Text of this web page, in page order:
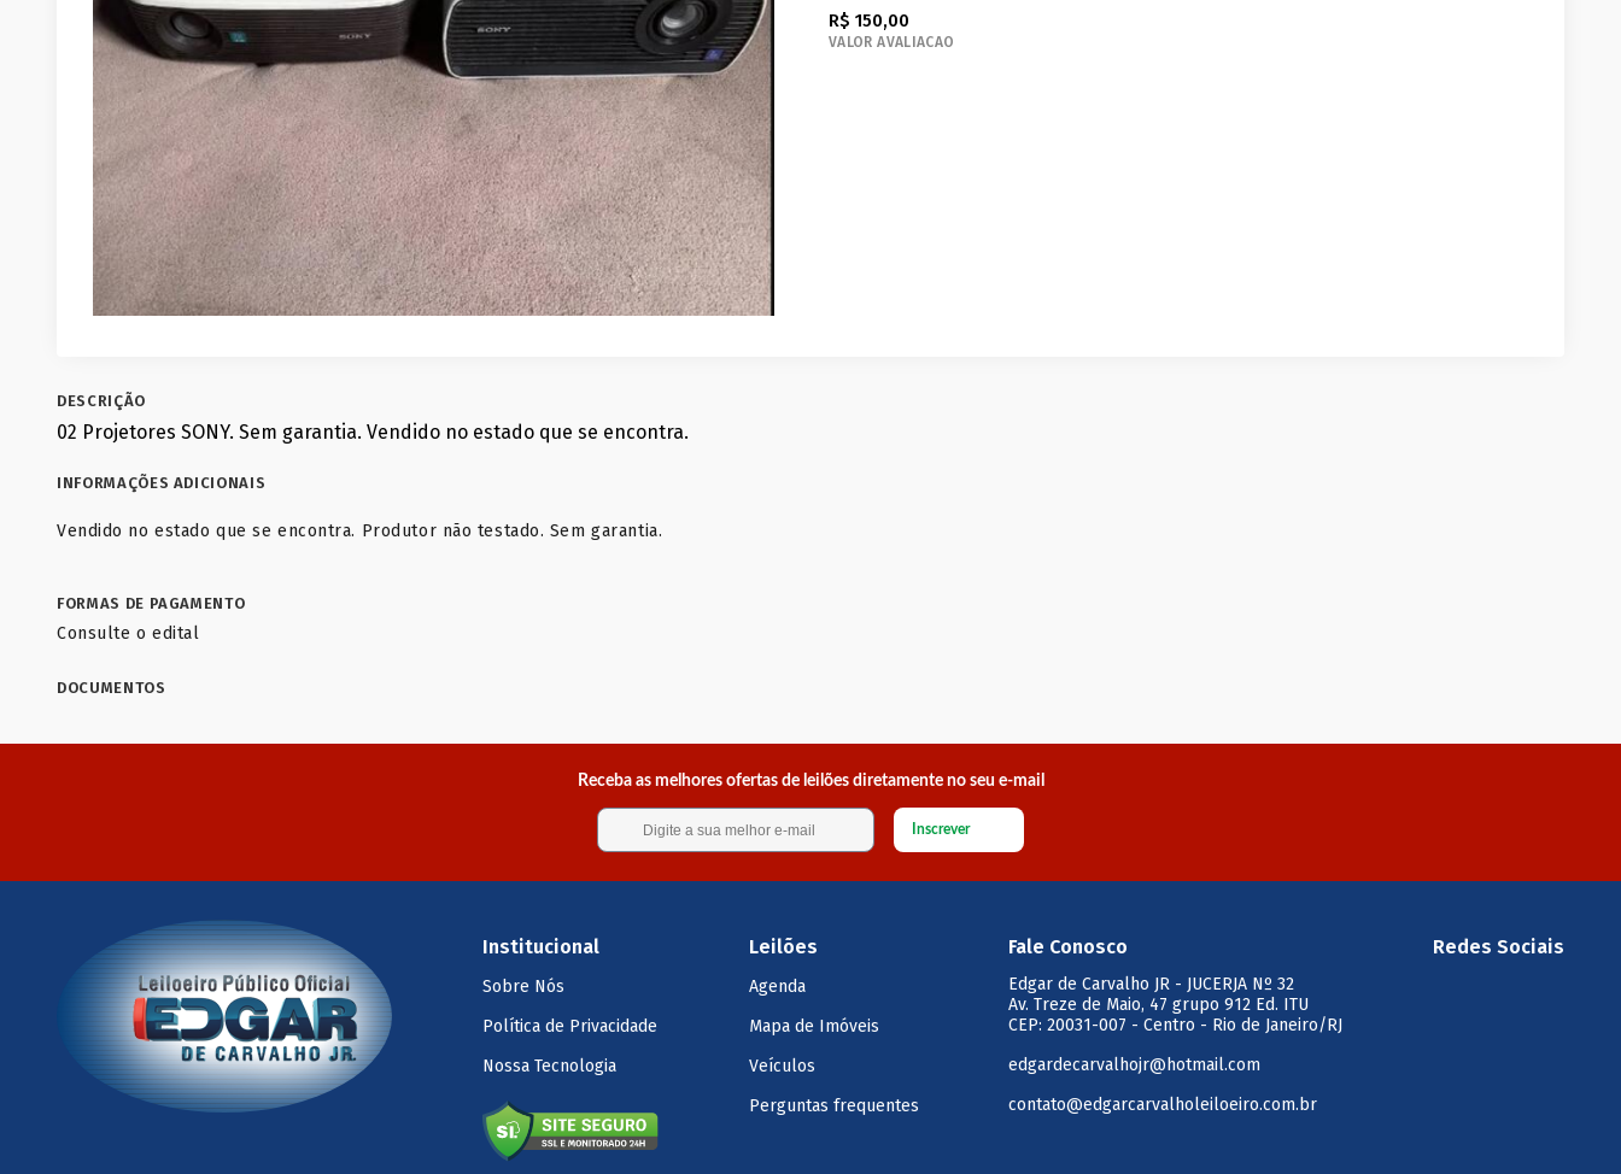
R$ 150,00
VALOR AVALIACAO
DESCRIÇÃO
02 Projetores SONY. Sem garantia. Vendido no estado que se encontra.
INFORMAÇÕES ADICIONAIS
Vendido no estado que se encontra. Produtor não testado. Sem garantia.
FORMAS DE PAGAMENTO
Consulte o edital
DOCUMENTOS
Receba as melhores ofertas de leilões diretamente no seu e-mail
Inscrever
Institucional
Sobre Nós
Política de Privacidade
Nossa Tecnologia
Leilões
Agenda
Mapa de Imóveis
Veículos
Perguntas frequentes
Fale Conosco
Edgar de Carvalho JR - JUCERJA Nº 32
Av. Treze de Maio, 47 grupo 912 Ed. ITU
CEP: 20031-007 - Centro - Rio de Janeiro/RJ
edgardecarvalhojr@hotmail.com
contato@edgarcarvalholeiloeiro.com.br
Redes Sociais